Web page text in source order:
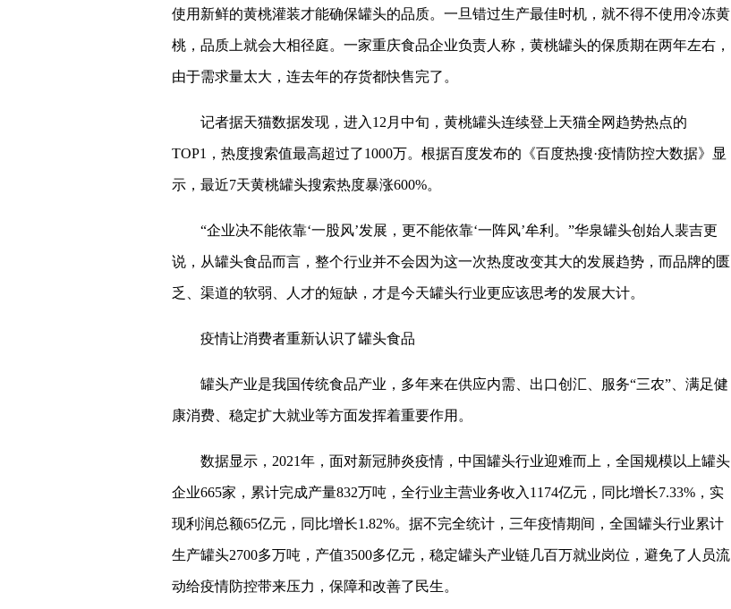
使用新鲜的黄桃灌装才能确保罐头的品质。一旦错过生产最佳时机，就不得不使用冷冻黄
桃，品质上就会大相径庭。一家重庆食品企业负责人称，黄桃罐头的保质期在两年左右，
由于需求量太大，连去年的存货都快售完了。
记者据天猫数据发现，进入12月中旬，黄桃罐头连续登上天猫全网趋势热点的
TOP1，热度搜索值最高超过了1000万。根据百度发布的《百度热搜·疫情防控大数据》显
示，最近7天黄桃罐头搜索热度暴涨600%。
“企业决不能依靠‘一股风’发展，更不能依靠‘一阵风’牟利。”华泉罐头创始人裴吉更
说，从罐头食品而言，整个行业并不会因为这一次热度改变其大的发展趋势，而品牌的匮
乏、渠道的软弱、人才的短缺，才是今天罐头行业更应该思考的发展大计。
疫情让消费者重新认识了罐头食品
罐头产业是我国传统食品产业，多年来在供应内需、出口创汇、服务“三农”、满足健
康消费、稳定扩大就业等方面发挥着重要作用。
数据显示，2021年，面对新冠肺炎疫情，中国罐头行业迎难而上，全国规模以上罐头
企业665家，累计完成产量832万吨，全行业主营业务收入1174亿元，同比增长7.33%，实
现利润总额65亿元，同比增长1.82%。据不完全统计，三年疫情期间，全国罐头行业累计
生产罐头2700多万吨，产值3500多亿元，稳定罐头产业链几百万就业岗位，避免了人员流
动给疫情防控带来压力，保障和改善了民生。